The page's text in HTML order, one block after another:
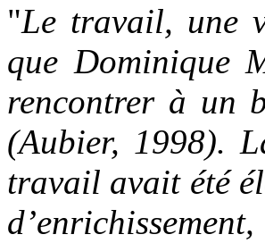
"Le travail, une
que Dominique
rencontrer à un
(Aubier, 1998).
travail avait été